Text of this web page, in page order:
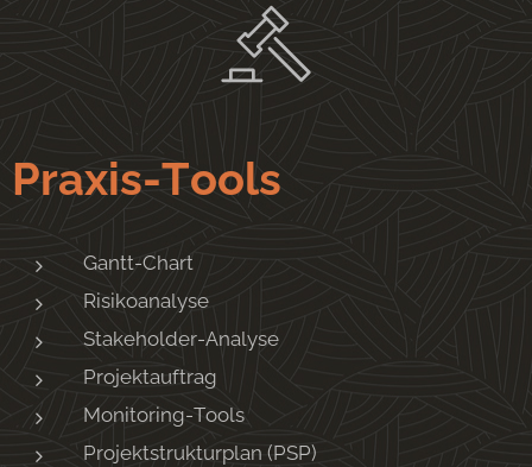
Praxis-Tools
Gantt-Chart
Risikoanalyse
Stakeholder-Analyse
Projektauftrag
Monitoring-Tools
Projektstrukturplan (PSP)